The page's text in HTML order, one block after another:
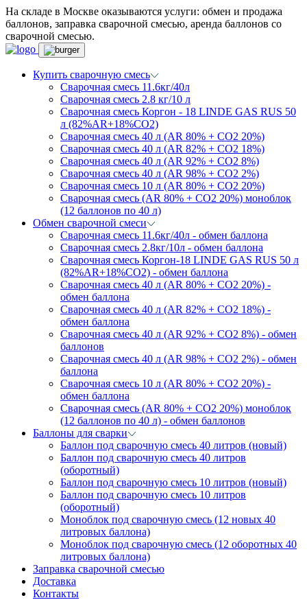
На складе в Москве оказываются услуги: обмен и продажа
баллонов, заправка сварочной смесью, аренда баллонов со
сварочной смесью.
Купить сварочную смесь
Сварочная смесь 11.6кг/40л
Сварочная смесь 2.8 кг/10 л
Сварочная смесь Коргон - 18 LINDE GAS RUS 50
л (82%AR+18%CO2)
Сварочная смесь 40 л (AR 80% + CO2 20%)
Сварочная смесь 40 л (AR 82% + CO2 18%)
Сварочная смесь 40 л (AR 92% + CO2 8%)
Сварочная смесь 40 л (AR 98% + CO2 2%)
Сварочная смесь 10 л (AR 80% + CO2 20%)
Сварочная смесь (AR 80% + CO2 20%) моноблок
(12 баллонов по 40 л)
Обмен сварочной смеси
Сварочная смесь 11.6кг/40л - обмен баллона
Сварочная смесь 2.8кг/10л - обмен баллона
Сварочная смесь Коргон-18 LINDE GAS RUS 50 л
(82%AR+18%CO2) - обмен баллона
Сварочная смесь 40 л (AR 80% + CO2 20%) -
обмен баллона
Сварочная смесь 40 л (AR 82% + CO2 18%) -
обмен баллона
Сварочная смесь 40 л (AR 92% + CO2 8%) - обмен
баллонов
Сварочная смесь 40 л (AR 98% + CO2 2%) - обмен
баллона
Сварочная смесь 10 л (AR 80% + CO2 20%) -
обмен баллона
Сварочная смесь (AR 80% + CO2 20%) моноблок
(12 баллонов по 40 л) - обмен баллонов
Баллоны для сварки
Баллон под сварочную смесь 40 литров (новый)
Баллон под сварочную смесь 40 литров
(оборотный)
Баллон под сварочную смесь 10 литров (новый)
Баллон под сварочную смесь 10 литров
(оборотный)
Моноблок под сварочную смесь (12 новых 40
литровых баллона)
Моноблок под сварочную смесь (12 оборотных 40
литровых баллона)
Заправка сварочной смесью
Доставка
Контакты